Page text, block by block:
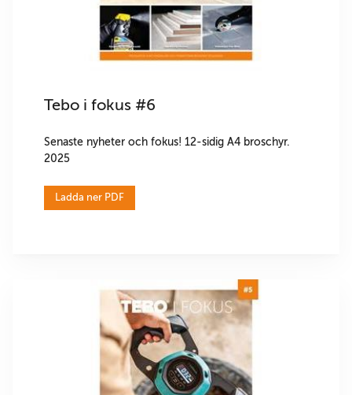
Tebo i fokus #6
Senaste nyheter och fokus! 12-sidig A4 broschyr.
2025
Ladda ner PDF